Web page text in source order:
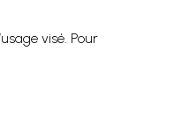
visé. Pour